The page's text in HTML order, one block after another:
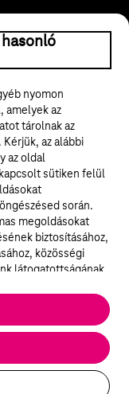
hasonló
nyomon
amelyek az
tárolnak az
az alábbi
az oldal
sütiken felül
során.
megoldásokat
biztosításához,
közösségi
látogatottságának
és nem lehet
rendszerünkből. A
bizonyos
információkat is
nyújtó